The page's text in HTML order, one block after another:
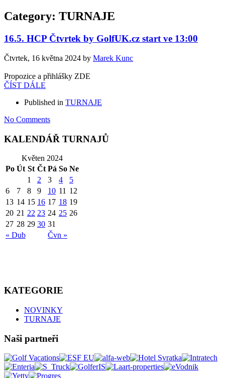
Category: TURNAJE
16.5. HCP Čtvrtek by GolfUK.cz start ve 13:00
Čtvrtek, 16 května 2024 by Marek Kunc
Propozice a přihlášky ZDE
ČÍST DÁLE
Published in TURNAJE
No Comments
KALENDÁŘ TURNAJŮ
Květen 2024
Po Út St Čt Pá So Ne
« Dub Čvn »
1 2 3 4
5
6
7 8 9 10 11 12
13 14 15 16 17 18 19
20 21 22 23 24 25 26
27 28 29 30 31
KATEGORIE
NOVINKY
TURNAJE
Naši partneři